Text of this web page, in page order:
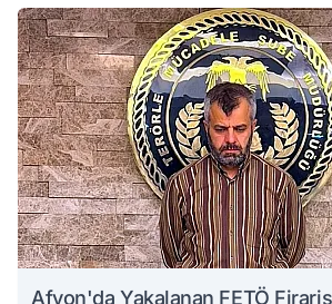
Afyon'da Yakalanan FETÖ